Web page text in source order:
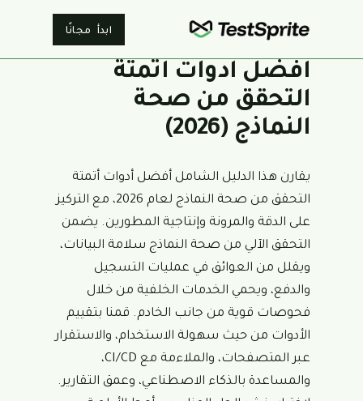
ابدأ مجانًا
أفضل أدوات أتمتة
التحقق من صحة
النماذج (2026)
يقارن هذا الدليل الشامل أفضل أدوات أتمتة
التحقق من صحة النماذج لعام 2026، مع التركيز
على الدقة والمرونة وإنتاجية المطورين. يضمن
التحقق الآلي من صحة النماذج سلامة البيانات،
ويقلل من العوائق في عمليات التسجيل
والدفع، ويحمي الخدمات الخلفية من خلال
فحوصات قوية من جانب الخادم. قمنا بتقييم
الأدوات من حيث سهولة الاستخدام، والاستقرار
عبر المتصفحات، والملاءمة مع CI/CD،
والمساعدة بالذكاء الاصطناعي، وعمق التقارير.